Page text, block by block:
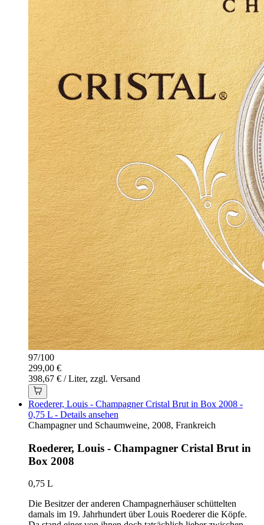
97/100
299,00 €
398,67 € / Liter, zzgl. Versand
Roederer, Louis - Champagner Cristal Brut in Box 2008 -
0,75 L - Details ansehen
Champagner und Schaumweine, 2008, Frankreich
Roederer, Louis - Champagner Cristal Brut in
Box 2008
0,75 L
Die Besitzer der anderen Champagnerhäuser schüttelten
damals im 19. Jahrhundert über Louis Roederer die Köpfe.